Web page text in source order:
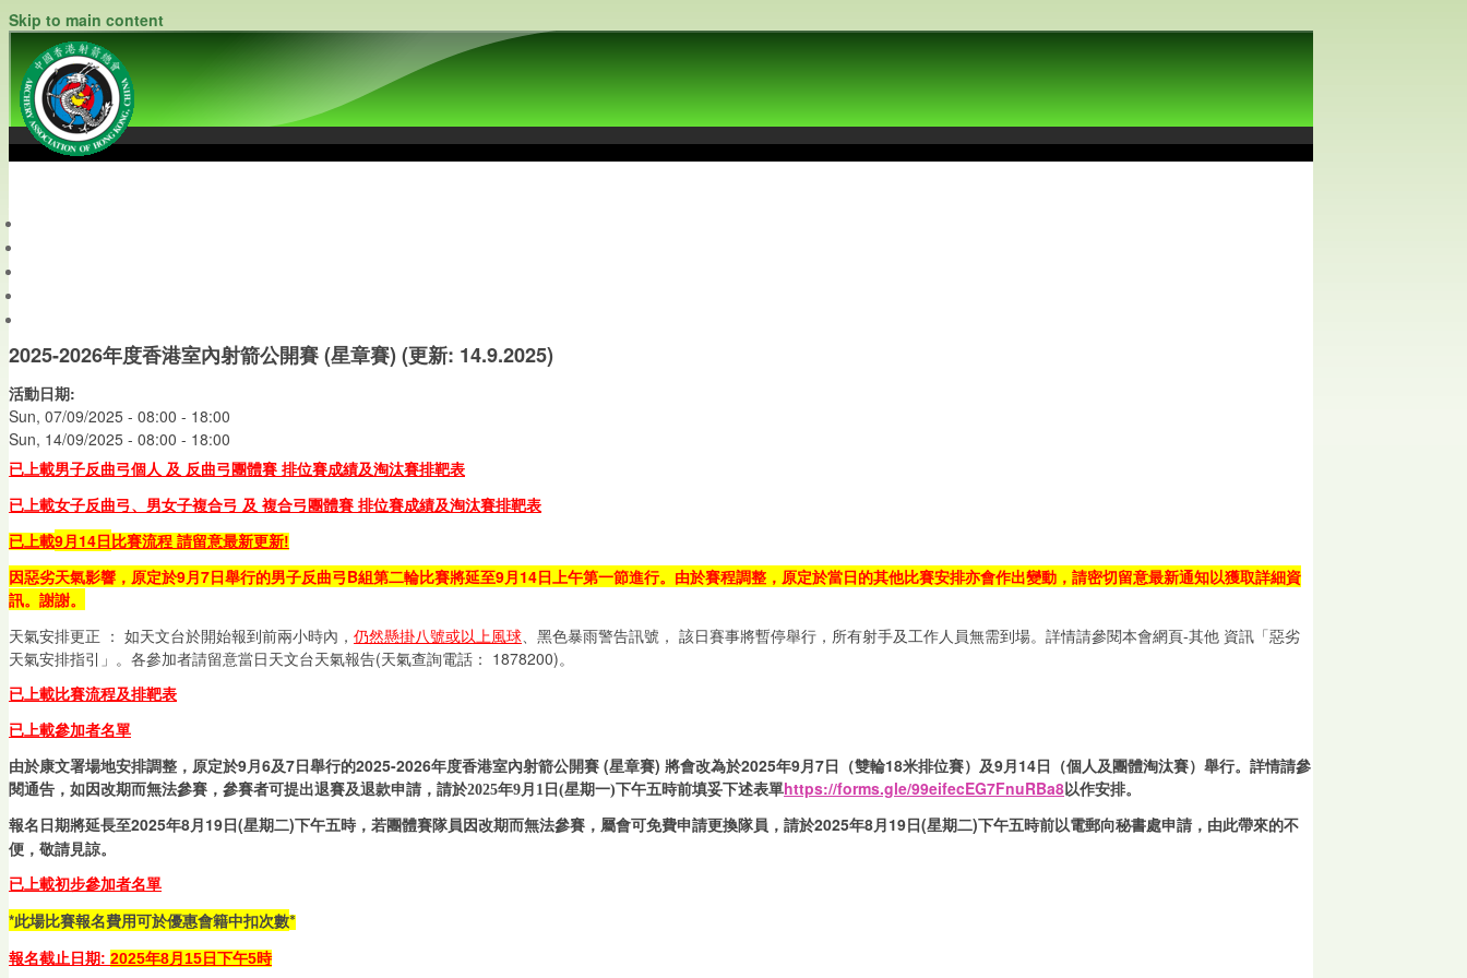
Skip to main content
2025-2026年度香港室內射箭公開賽 (星章賽) (更新: 14.9.2025)
活動日期:
Sun, 07/09/2025 - 08:00 - 18:00
Sun, 14/09/2025 - 08:00 - 18:00
已上載男子反曲弓個人 及 反曲弓團體賽 排位賽成績及淘汰賽排靶表
已上載女子反曲弓、 男女子複合弓 及 複合弓團體賽 排位賽成績及淘汰賽排靶表
已上載9月14日 比賽流程 請留意最新更新!
因惡劣天氣影響，原定於9月7日舉行的男子反曲弓B組第二輪比賽將延至9月14日上午第一節進行。由於賽程調整，原定於當日的其他比賽安排亦會作出變動，請密切留意最新通知以獲取詳細資
訊。謝謝。
天氣安排更正 ： 如天文台於開始報到前兩小時內， 仍然懸掛八號或以上風球 、黑色暴雨警告訊號， 該日賽事將暫停舉行，所有射手及工作人員無需到場。詳情請參閱本會網頁-其他 資訊「惡劣
天氣安排指引」。各參加者請留意當日天文台天氣報告(天氣查詢電話： 1878200)。
已上載比賽流程及排靶表
已上載參加者名單
由於康文署場地安排調整，原定於9月6及7日舉行的2025-2026年度香港室內射箭公開賽 (星章賽) 將會改為於2025年9月7日（雙輪18米排位賽）及9月14日（個人及團體淘汰賽）舉行。詳情請參
閱通告，如因改期而無法參賽，參賽者可提出退賽及退款申請，請於2025年9月1日(星期一)下午五時前填妥下述表單https://forms.gle/99eifecEG7FnuRBa8以作安排。
報名日期將延長至2025年8月19日(星期二)下午五時，若團體賽隊員因改期而無法參賽，屬會可免費申請更換隊員，請於2025年8月19日(星期二)下午五時前以電郵向秘書處申請， 由此帶來的不
便，敬請見諒。
已上載初步參加者名單
*此場比賽報名費用可於優惠會籍中扣次數*
報名截止日期: 2025年8月15日下午5時